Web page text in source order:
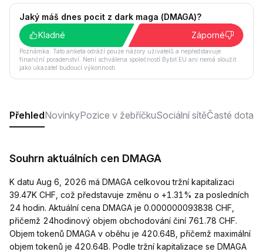
Jaký máš dnes pocit z dark maga (DMAGA)?
Kladné
Záporné
Poznámka: Tato anketa odráží pouze názory uživatelů a nepředstavuje
finanční poradenství. Není schválena společností Bybit EU ani nemá sloužit
jako ukazatel budoucí výkonnosti.
PřehledNovinkyPozice v žebříčkuSociální sítěČasté
Souhrn aktuálních cen DMAGA
K datu Aug 6, 2026 má DMAGA celkovou tržní kapitalizaci
39.47K CHF, což představuje změnu o +1.31% za posledních
24 hodin. Aktuální cena DMAGA je 0.000000093838 CHF,
přičemž 24hodinový objem obchodování činí 761.78 CHF.
Objem tokenů DMAGA v oběhu je 420.64B, přičemž maximální
objem tokenů je 420.64B. Podle tržní kapitalizace se DMAGA